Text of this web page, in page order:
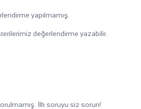
yapılmamış.
değerlendirme yazabilir.
İlk soruyu siz sorun!